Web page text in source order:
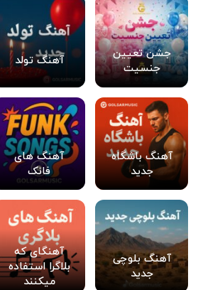
جشن تعیین
جنسیت
آهنگ تولد
آهنگ باشگاه
جدید
آهنگ های
فانک
آهنگ بلوچی
جدید
آهنگای که
بلاگرا استفاده
میکنند